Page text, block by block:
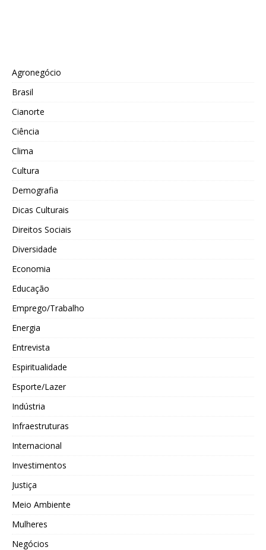
Agronegócio
Brasil
Cianorte
Ciência
Clima
Cultura
Demografia
Dicas Culturais
Direitos Sociais
Diversidade
Economia
Educação
Emprego/Trabalho
Energia
Entrevista
Espiritualidade
Esporte/Lazer
Indústria
Infraestruturas
Internacional
Investimentos
Justiça
Meio Ambiente
Mulheres
Negócios